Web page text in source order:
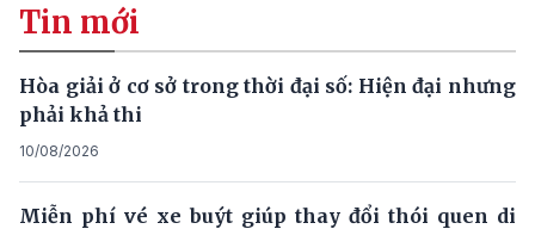
Tin mới
Hòa giải ở cơ sở trong thời đại số: Hiện đại nhưng
phải khả thi
10/08/2026
Miễn phí vé xe buýt giúp thay đổi thói quen di